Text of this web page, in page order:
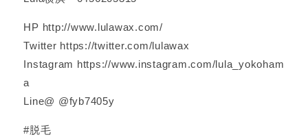
HP http://www.lulawax.com/
Twitter https://twitter.com/lulawax
Instagram https://www.instagram.com/lula_yokoham
a
Line@ @fyb7405y
#脱毛